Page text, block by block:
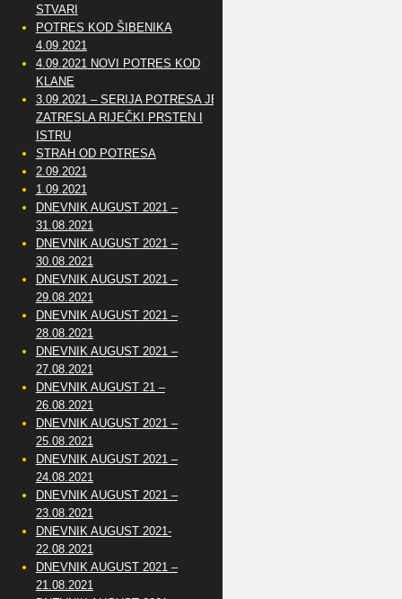
STVARI
POTRES KOD ŠIBENIKA
4.09.2021
4.09.2021 NOVI POTRES KOD
KLANE
3.09.2021 – SERIJA POTRESA JE
ZATRESLA RIJEČKI PRSTEN I
ISTRU
STRAH OD POTRESA
2.09.2021
1.09.2021
DNEVNIK AUGUST 2021 –
31.08.2021
DNEVNIK AUGUST 2021 –
30.08.2021
DNEVNIK AUGUST 2021 –
29.08.2021
DNEVNIK AUGUST 2021 –
28.08.2021
DNEVNIK AUGUST 2021 –
27.08.2021
DNEVNIK AUGUST 21 –
26.08.2021
DNEVNIK AUGUST 2021 –
25.08.2021
DNEVNIK AUGUST 2021 –
24.08.2021
DNEVNIK AUGUST 2021 –
23.08.2021
DNEVNIK AUGUST 2021-
22.08.2021
DNEVNIK AUGUST 2021 –
21.08.2021